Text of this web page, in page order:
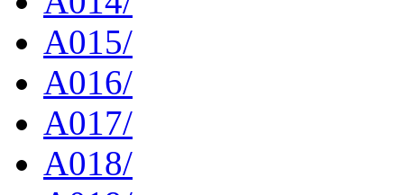
A015/
A016/
A017/
A018/